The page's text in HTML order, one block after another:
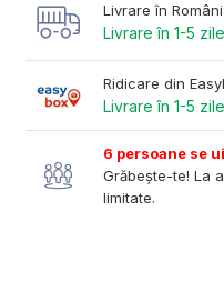
Livrare în
Livrare în 1-5
Ridicare din
Livrare în 1-5
6 persoane se
Grăbește-te! La
limitate.